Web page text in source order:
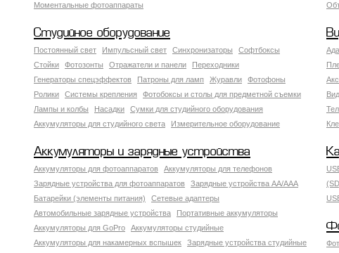
Моментальные фотоаппараты
Студийное оборудование
Постоянный свет Импульсный свет Синхронизаторы
Софтбоксы
Стойки
Фотозонты Отражатели и панели
Переходники
Генераторы спецэффектов
Патроны для ламп Журавли
Фотофоны
Ролики
Системы крепления
Фотобоксы и столы для предметной съемки
Лампы и колбы
Насадки
Сумки для студийного оборудования
Аккумуляторы для студийного света
Измерительное оборудование
Аккумуляторы и зарядные устройства
Аккумуляторы для фотоаппаратов
Аккумуляторы для телефонов
Зарядные устройства для фотоаппаратов
Зарядные устройства AA/AAA
Батарейки (элементы питания)
Сетевые адаптеры
Автомобильные зарядные устройства
Портативные аккумуляторы
Аккумуляторы для GoPro
Аккумуляторы студийные
Аккумуляторы для накамерных вспышек
Зарядные устройства студийные